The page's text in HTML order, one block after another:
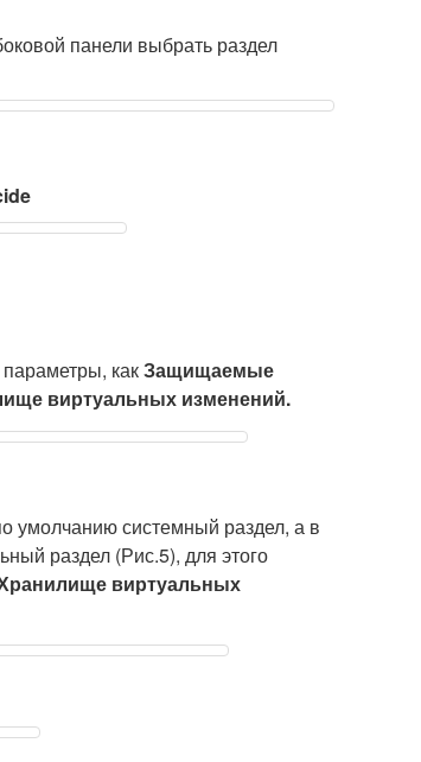
панели выбрать раздел
какЗащищаемые
виртуальных изменений.
умолчанию системный раздел, а в
раздел (Рис.5), для этого
виртуальных